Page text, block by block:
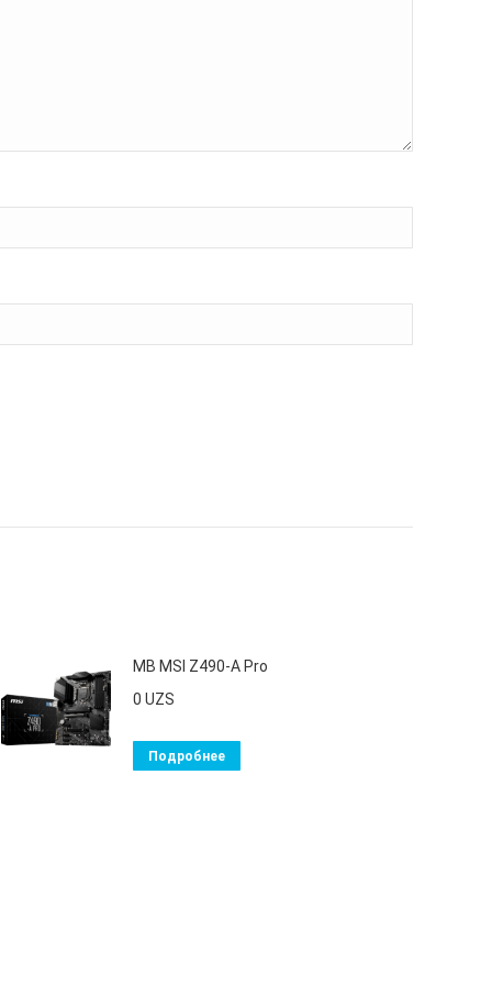
MB MSI Z490-A Pro
0 UZS
Подробнее